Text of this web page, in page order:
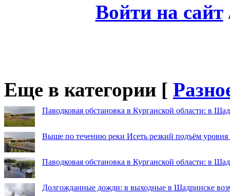
Войти на сайт
Еще в категории [
Паводковая обстановка в Курганской области: в
Выше по течению реки Исеть резкий подъём
Паводковая обстановка в Курганской области: в
Долгожданные дожди: в выходные в Шадринске